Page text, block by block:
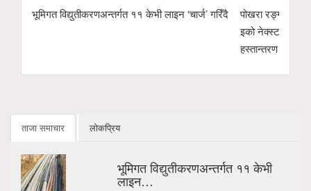
भूमिगत विद्युतीकरणअन्तर्गत ११ केभी लाइन ‘चार्ज’ गरिँदै
पोखरा रङ्गशालाको
इको नेक्स्ट
हस्तान्तरण
ताजा समाचार लोकप्रिय
भूमिगत विद्युतीकरणअन्तर्गत ११ केभी
लाइन…